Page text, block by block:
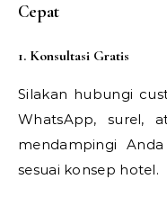
Cepat
1. Konsultasi Gratis
Silakan hubungi
WhatsApp, surel,
mendampingi
sesuai konsep hotel.